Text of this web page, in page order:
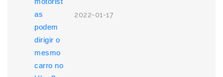
2022-01-17